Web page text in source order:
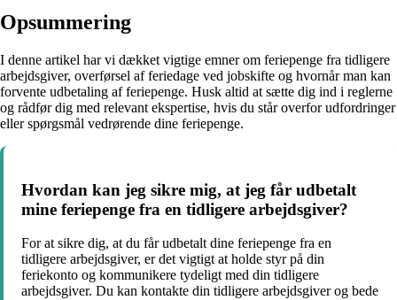
Opsummering
I denne artikel har vi dækket vigtige emner om feriepenge fra tidligere
arbejdsgiver, overførsel af feriedage ved jobskifte og hvornår man kan
forvente udbetaling af feriepenge. Husk altid at sætte dig ind i reglerne
og rådfør dig med relevant ekspertise, hvis du står overfor udfordringer
eller spørgsmål vedrørende dine feriepenge.
Hvordan kan jeg sikre mig, at jeg får udbetalt
mine feriepenge fra en tidligere arbejdsgiver?
For at sikre dig, at du får udbetalt dine feriepenge fra en
tidligere arbejdsgiver, er det vigtigt at holde styr på din
feriekonto og kommunikere tydeligt med din tidligere
arbejdsgiver. Du kan kontakte din tidligere arbejdsgiver og bede